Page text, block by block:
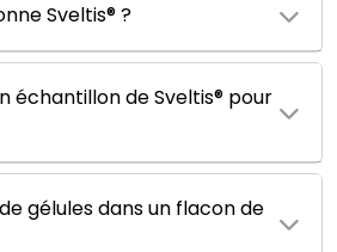
Sveltis® ?
échantillon de Sveltis® pour
gélules dans un flacon de